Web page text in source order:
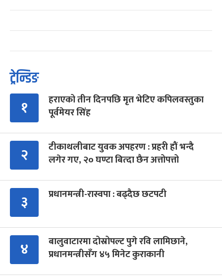
ट्रेन्डिङ
१
हराएको तीन दिनपछि मृत भेटिए कपिलवस्तुका
पूर्वमेयर सिंह
२
टीकाथलीबाट युवक अपहरण : प्रहरी हौं भन्दै
लगेर गए, २० घण्टा बित्दा छैन अत्तोपत्तो
३ प्रधानमन्त्री-रास्वपा : बढ्दैछ छटपटी
४
बालुवाटारमा दोस्रोपल्ट पुगे रवि लामिछाने,
प्रधानमन्त्रीसँग ४५ मिनेट कुराकानी